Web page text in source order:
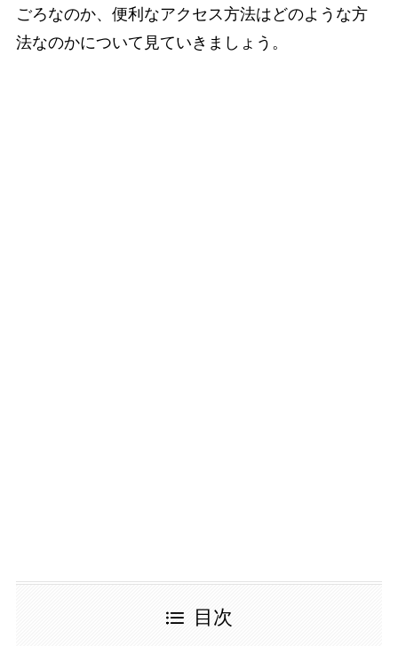
ごろなのか、便利なアクセス方法はどのような方
法なのかについて見ていきましょう。
目次